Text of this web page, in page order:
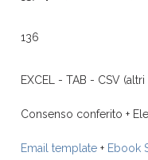
136
EXCEL - TAB - CSV
Consenso conferito +
Email template + Ebook